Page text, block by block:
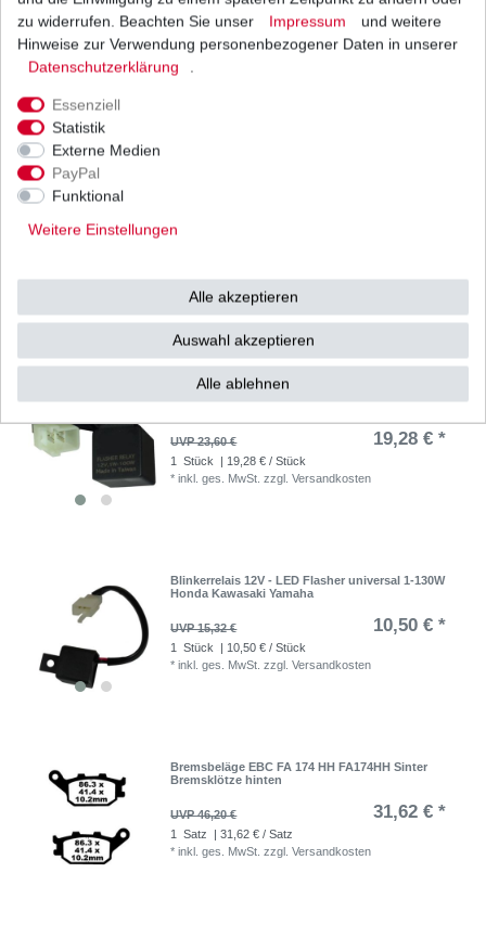
Benzinfilter Kraftstofffilter Honda 11mm
UVP 5,00 €
inkl. ges. MwSt.zzgl.
Blink Relais Blinker 12V 4 polig - LED Flasher
UVP 23,60 € 19,28 € *
1 Stück
| 19,28 € / Stück
*inkl. ges. MwSt. zzgl.Versandkosten
Blinkerrelais 12V - LED Flasher universal 1-130W
Honda Kawasaki Yamaha
UVP 15,32 € 10,50 € *
1 Stück
| 10,50 € / Stück
*inkl. ges. MwSt. zzgl.Versandkosten
Bremsbeläge EBC FA 174 HH FA174HH Sinter
Bremsklötze hinten
UVP 46,20 € 31,62 € *
1 Satz
| 31,62 € / Satz
*inkl. ges. MwSt. zzgl.Versandkosten
zu widerrufen. Beachten Sie unser
Impressum
und weitere
Hinweise zur Verwendung personenbezogener Daten in unserer
Daten­schutz­erklärung
Essenziell
Statistik
Externe Medien
PayPal
Funktional
Weitere Einstellungen
Alle akzeptieren
Auswahl akzeptieren
Alle ablehnen